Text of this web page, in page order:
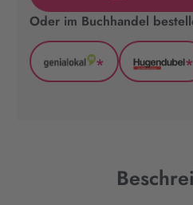
Oder im Buchhandel
GenialLokal
* *